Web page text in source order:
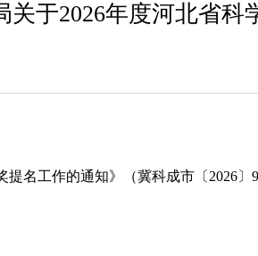
关于2026年度河北省科
名工作的通知》（冀科成市〔2026